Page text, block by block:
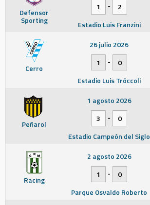
Defensor
Sporting
1
-
2
Estadio Luis Franzini
Cerro
26 julio 2026
1
-
0
Estadio Luis Tróccoli
Peñarol
1 agosto 2026
3
-
0
Estadio Campeón del Siglo
Racing
2 agosto 2026
1
-
0
Parque Osvaldo Roberto